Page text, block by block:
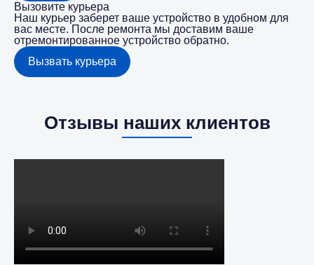
Вызовите курьера
Наш курьер заберет ваше устройство в удобном для
вас месте. После ремонта мы доставим ваше
отремонтированное устройство обратно.
Вызвать курьера
Отзывы наших клиентов